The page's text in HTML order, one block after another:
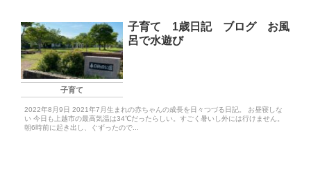
子育て
子育て 1歳日記 ブログ お風
呂で水遊び
2022年8月9日 2021年7月生まれの赤ちゃんの成長を日々つづる日記。 お昼寝しな
い 今日も上越市の最高気温は34℃だったらしい。すごく暑いし外には行けません。
朝6時前に起き出し、ぐずったので...